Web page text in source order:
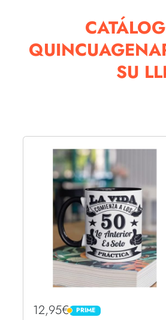
SU
12,95€ PRIME
PRIME